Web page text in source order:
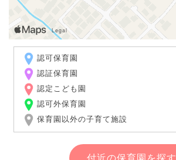
認可保育園
認証保育園
認定こども園
認可外保育園
保育園以外の子育て施設
付近の保育園を探す